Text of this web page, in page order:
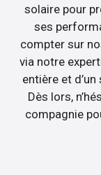
solaire pour
ses
compter sur
via notre
entière et
Dès lors,
compagnie